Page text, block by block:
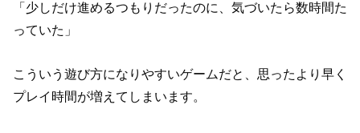
「少しだけ進めるつもりだったのに、気づいたら数時間た
っていた」
こういう遊び方になりやすいゲームだと、思ったより早く
プレイ時間が増えてしまいます。